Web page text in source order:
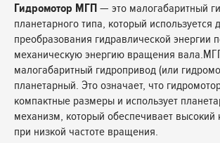
Гидромотор МГП — это малогабаритный
планетарного типа, который используется
преобразования гидравлической энергии
механическую энергию вращения
малогабаритный гидропривод (или
планетарный. Это означает, что
компактные размеры и использует
механизм, который обеспечивает
при низкой частоте вращения.